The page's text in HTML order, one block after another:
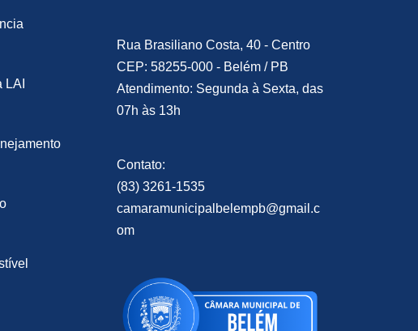
Rua Brasiliano Costa, 40 - Centro
CEP: 58255-000 - Belém / PB
Atendimento: Segunda à Sexta, das
07h às 13h
Contato:
(83) 3261-1535
camaramunicipalbelempb@gmail.c
om